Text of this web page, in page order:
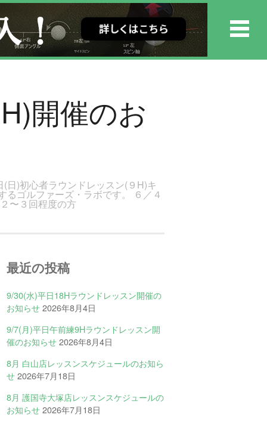
開催のお
)初心者ラウンドレッスン(９H)キ
ゴルファーズ・ラボです。 ６／４
〜３回程度の方
最近の投稿
9/30(水)平日18Hラウンドレッスン開催の
お知らせ2026年8月4日
9/7(月)平日午前練9Hラウンドレッスン開
催のお知らせ2026年8月4日
8月 白山店レッスンスケジュールのお知ら
せ2026年7月18日
8月 護国寺大塚店レッスンスケジュールの
お知らせ2026年7月18日